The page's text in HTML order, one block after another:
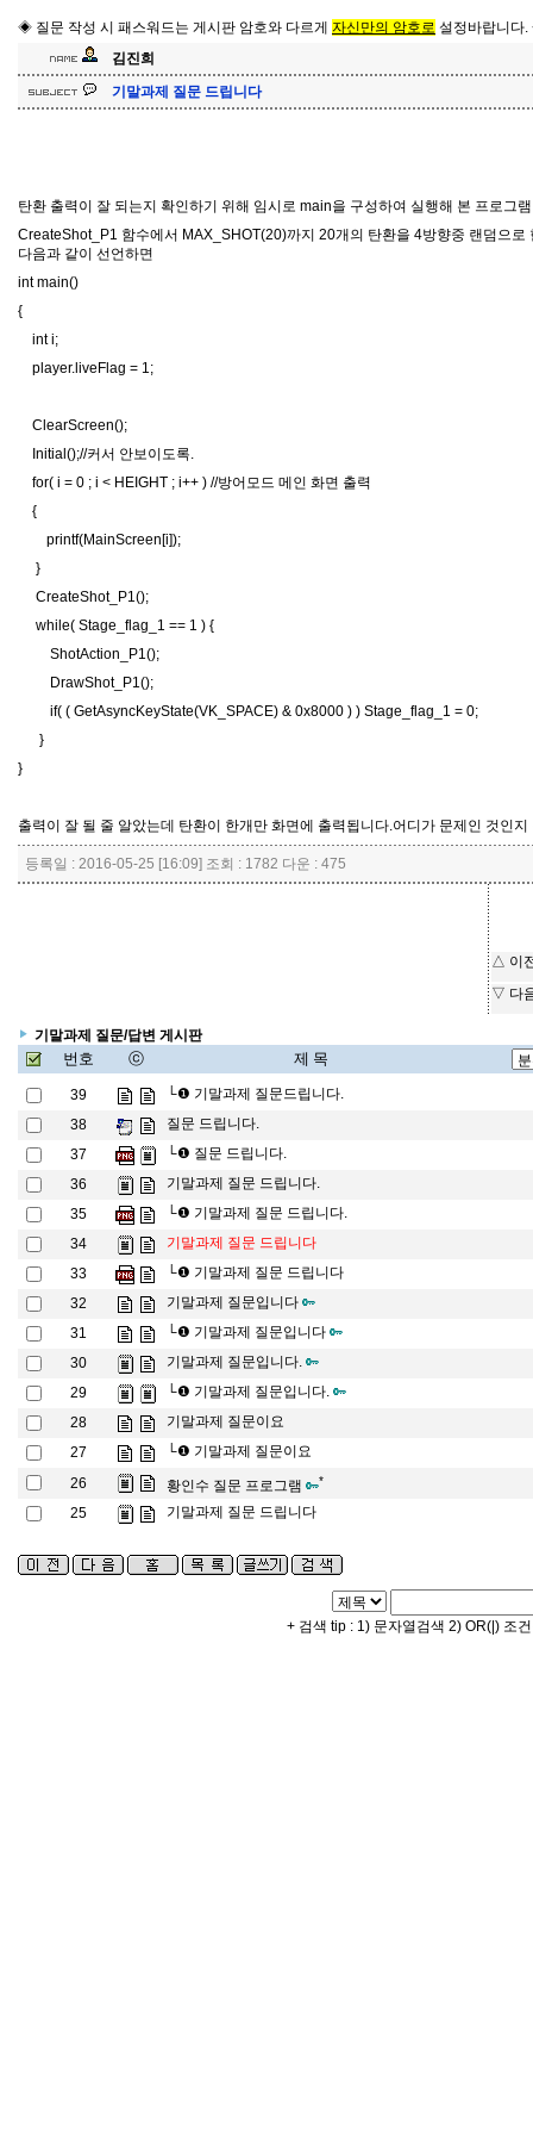
◈ 질문 작성 시 패스워드는 게시판 암호와 다르게 자신만의 암호로 설정바랍니다
김진희
기말과제 질문 드립니다
탄환 출력이 잘 되는지 확인하기 위해 임시로 main을 구성하여 실행해 본 프로그
CreateShot_P1 함수에서 MAX_SHOT(20)까지 20개의 탄환을 4방향중 랜덤으
다음과 같이 선언하면
int main()
{
int i;
player.liveFlag = 1;
ClearScreen();
Initial();//커서 안보이도록.
for( i = 0 ; i < HEIGHT ; i++ ) //방어모드 메인 화면 출력
{
printf(MainScreen[i]);
}
CreateShot_P1();
while( Stage_flag_1 == 1 ) {
ShotAction_P1();
DrawShot_P1();
if( ( GetAsyncKeyState(VK_SPACE) & 0x8000 ) ) Stage_flag_1 = 0;
}
}
출력이 잘 될 줄 알았는데 탄환이 한개만 화면에 출력됩니다.어디가 문제인 것인
등록일 : 2016-05-25 [16:09] 조회 : 1782 다운 : 475
△ 이
▽ 다
기말과제 질문/답변 게시판
번호 ⓒ 제 목
39 └❶ 기말과제 질문드립니다.
38
질문 드립니다.
37
└❶ 질문 드립니다.
36
기말과제 질문 드립니다.
35
└❶ 기말과제 질문 드립니다.
34
기말과제 질문 드립니다
33
└❶ 기말과제 질문 드립니다
32
기말과제 질문입니다
31
└❶ 기말과제 질문입니다
30
기말과제 질문입니다.
29
└❶ 기말과제 질문입니다.
28
기말과제 질문이요
27
└❶ 기말과제 질문이요
26
황인수 질문 프로그램 *
25 기말과제 질문 드립니다
+ 검색 tip : 1) 문자열검색 2) OR(|) 조